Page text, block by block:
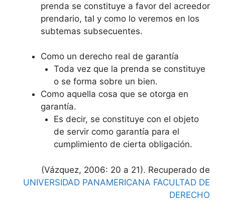
prenda se constituye a favor del acreedor
prendario, tal y como lo veremos en los
subtemas subsecuentes.
Como un derecho real de garantía
Toda vez que la prenda se constituye
o se forma sobre un bien.
Como aquella cosa que se otorga en
garantía.
Es decir, se constituye con el objeto
de servir como garantía para el
cumplimiento de cierta obligación.
(Vázquez, 2006: 20 a 21). Recuperado de
UNIVERSIDAD PANAMERICANA FACULTAD DE
DERECHO